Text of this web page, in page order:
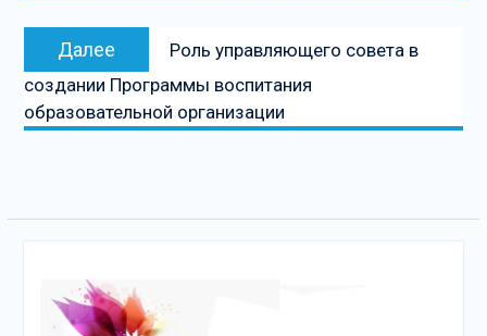
Далее
запись
Роль управляющего совета в
создании Программы воспитания
образовательной организации